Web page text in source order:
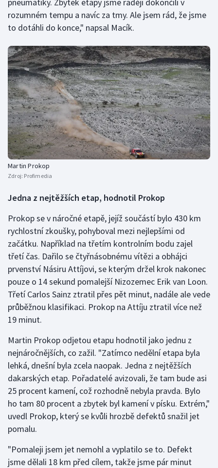
rozumném tempu a navíc za tmy. Ale jsem rád, že jsme
to dotáhli do konce," napsal Macík.
Martin Prokop
Zdroj: Profimedia
Jedna z nejtěžších etap, hodnotil Prokop
Prokop se v náročné etapě, jejíž součástí bylo 430 km
rychlostní zkoušky, pohyboval mezi nejlepšími od
začátku. Například na třetím kontrolním bodu zajel
třetí čas. Dařilo se čtyřnásobnému vítězi a obhájci
prvenství Násiru Attíjovi, se kterým držel krok nakonec
pouze o 14 sekund pomalejší Nizozemec Erik van Loon.
Třetí Carlos Sainz ztratil přes pět minut, nadále ale vede
průběžnou klasifikaci. Prokop na Attíju ztratil více než
19 minut.
Martin Prokop odjetou etapu hodnotil jako jednu z
nejnáročnějších, co zažil. "Zatímco nedělní etapa byla
lehká, dnešní byla zcela naopak. Jedna z nejtěžších
dakarských etap. Pořadatelé avizovali, že tam bude asi
25 procent kamení, což rozhodně nebyla pravda. Bylo
ho tam 80 procent a zbytek byl kamení v písku. Extrém,"
uvedl Prokop, který se kvůli hrozbě defektů snažil jet
pomalu.
"Pomaleji jsem jet nemohl a vyplatilo se to. Defekt
jsme dělali 18 km před cílem, takže jsme pár minut